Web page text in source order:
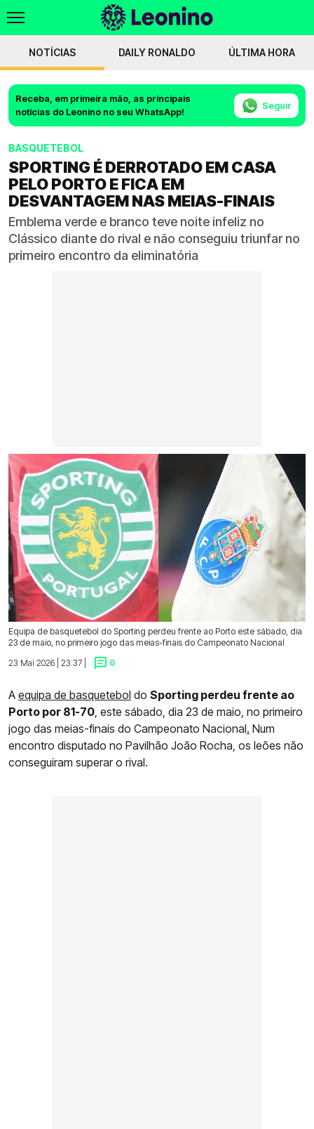
NOTÍCIAS DAILY RONALDO ÚLTIMA HORA
Receba, em primeira mão, as principais
notícias do Leonino no seu WhatsApp!
Seguir
BASQUETEBOL
SPORTING É DERROTADO EM CASA
PELO PORTO E FICA EM
DESVANTAGEM NAS MEIAS-FINAIS
Emblema verde e branco teve noite infeliz no
Clássico diante do rival e não conseguiu triunfar no
primeiro encontro da eliminatória
Equipa de basquetebol do Sporting perdeu frente ao Porto este sábado, dia
23 de maio, no primeiro jogo das meias-finais do Campeonato Nacional
23 Mai 2026 | 23:37 |
0
A equipa de basquetebol do Sporting perdeu frente ao
Porto por 81-70, este sábado, dia 23 de maio, no primeiro
jogo das meias-finais do Campeonato Nacional. Num
encontro disputado no Pavilhão João Rocha, os leões não
conseguiram superar o rival.